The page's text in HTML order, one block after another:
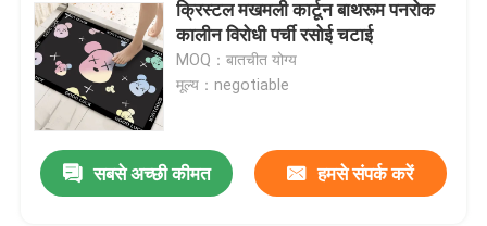
क्रिस्टल मखमली कार्टून बाथरूम पनरोक
कालीन विरोधी पर्ची रसोई चटाई
MOQ：बातचीत योग्य
मूल्य：negotiable
सबसे अच्छी कीमत हमसे संपर्क करें